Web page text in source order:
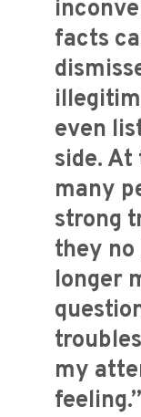
facts
even
side. At
many
strong
they no
longer
my
feeling.”